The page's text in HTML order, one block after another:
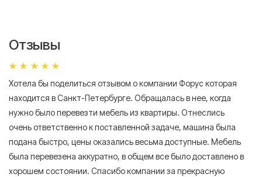
Отзывы
Хотела бы поделиться отзывом о компании Форус которая
находится в Санкт-Петербурге. Обращалась в нее, когда
нужно было перевезти мебель из квартиры. Отнеслись
очень ответственно к поставленной задаче, машина была
подана быстро, цены оказались весьма доступные. Мебель
была перевезена аккуратно, в общем все было доставлено в
хорошем состоянии. Спасибо компании за прекрасную